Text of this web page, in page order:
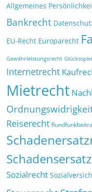
Allgemeines
Bankrecht
EU-Recht Europarecht
Gewährleistungsrecht
Internetrecht
Mietrecht
Reiserecht
Sozialrecht